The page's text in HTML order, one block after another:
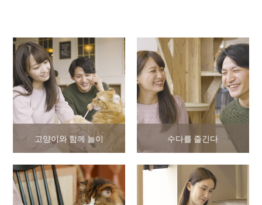
고양이와 함께 놀이 수다를 즐긴다